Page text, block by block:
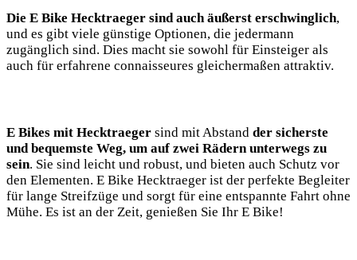
Die E Bike Hecktraeger sind auch äußerst erschwinglich,
und es gibt viele günstige Optionen, die jedermann
zugänglich sind. Dies macht sie sowohl für Einsteiger als
auch für erfahrene connaisseures gleichermaßen attraktiv.
E Bikes mit Hecktraeger sind mit Abstand der sicherste
und bequemste Weg, um auf zwei Rädern unterwegs zu
sein. Sie sind leicht und robust, und bieten auch Schutz vor
den Elementen. E Bike Hecktraeger ist der perfekte Begleiter
für lange Streifzüge und sorgt für eine entspannte Fahrt ohne
Mühe. Es ist an der Zeit, genießen Sie Ihr E Bike!